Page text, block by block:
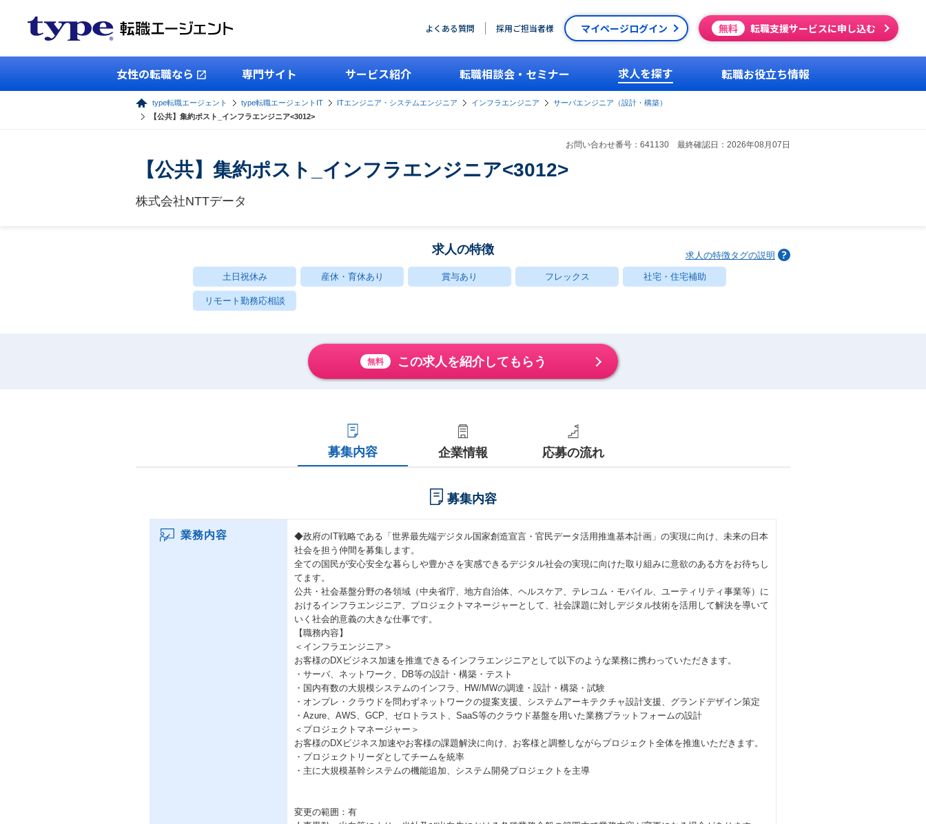
よくある質問 採用ご担当者様 マイページログイン 無料 転職支援サービスに申し込む
女性の転職なら 専門サイト サービス紹介 転職相談会・セミナー 求人を探す 転職お役立ち情報
type転職エージェント type転職エージェントIT ITエンジニア・システムエンジニア インフラエンジニア
サーバエンジニア（設計・構築）
【公共】集約ポスト_インフラエンジニア<3012>
お問い合わせ番号：641130 最終確認日：2026年08月07日
【公共】集約ポスト_インフラエンジニア<3012>
株式会社NTTデータ
求人の特徴 求人の特徴タグの説明
土日祝休み 産休・育休あり 賞与あり フレックス 社宅・住宅補助
リモート勤務応相談
無料 この求人を紹介してもらう
募集内容 企業情報 応募の流れ
募集内容
業務内容
◆政府のIT戦略である「世界最先端デジタル国家創造宣言・官民データ活用推進基本計画」の実現に向け、未来の日本
社会を担う仲間を募集します。
全ての国民が安心安全な暮らしや豊かさを実感できるデジタル社会の実現に向けた取り組みに意欲のある方をお待ちし
てます。
公共・社会基盤分野の各領域（中央省庁、地方自治体、ヘルスケア、テレコム・モバイル、ユーティリティ事業等）に
おけるインフラエンジニア、プロジェクトマネージャーとして、社会課題に対しデジタル技術を活用して解決を導いて
いく社会的意義の大きな仕事です。
【職務内容】
＜インフラエンジニア＞
お客様のDXビジネス加速を推進できるインフラエンジニアとして以下のような業務に携わっていただきます。
・サーバ、ネットワーク、DB等の設計・構築・テスト
・国内有数の大規模システムのインフラ、HW/MWの調達・設計・構築・試験
・オンプレ・クラウドを問わずネットワークの提案支援、システムアーキテクチャ設計支援、グランドデザイン策定
・Azure、AWS、GCP、ゼロトラスト、SaaS等のクラウド基盤を用いた業務プラットフォームの設計
＜プロジェクトマネージャー＞
お客様のDXビジネス加速やお客様の課題解決に向け、お客様と調整しながらプロジェクト全体を推進いただきます。
・プロジェクトリーダとしてチームを統率
・主に大規模基幹システムの機能追加、システム開発プロジェクトを主導
変更の範囲：有